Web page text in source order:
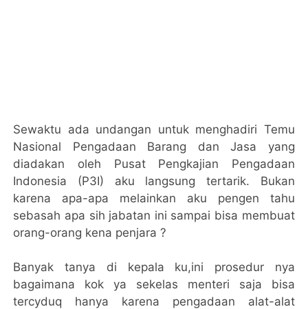
Sewaktu ada undangan untuk menghadiri Temu
Nasional Pengadaan Barang dan Jasa yang
diadakan oleh Pusat Pengkajian Pengadaan
Indonesia (P3I) aku langsung tertarik. Bukan
karena apa-apa melainkan aku pengen tahu
sebasah apa sih jabatan ini sampai bisa membuat
orang-orang kena penjara ?
Banyak tanya di kepala ku,ini prosedur nya
bagaimana kok ya sekelas menteri saja bisa
tercyduq hanya karena pengadaan alat-alat